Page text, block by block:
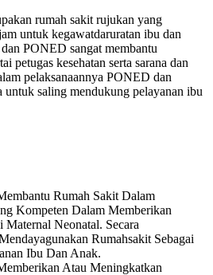
rumah sakit rujukan yang
untuk kegawatdaruratan ibu dan
PONED sangat membantu
petugas kesehatan serta sarana dan
pelaksanaannya PONED dan
untuk saling mendukung pelayanan ibu
Rumah Sakit Dalam
Kompeten Dalam Memberikan
Maternal Neonatal. Secara
Rumahsakit Sebagai
Ibu Dan Anak.
Atau Meningkatkan